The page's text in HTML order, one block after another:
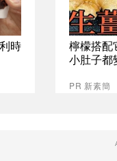
時
檸檬搭配
小肚子都
PR 新素簡